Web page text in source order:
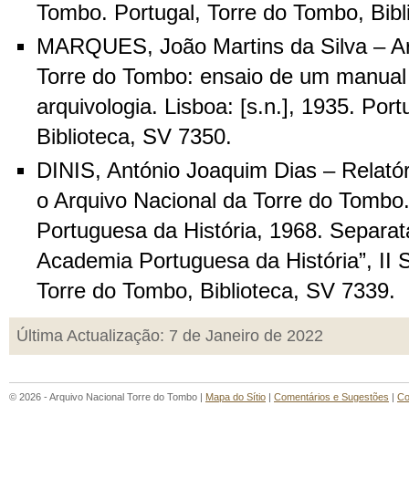
Tombo. Portugal, Torre do Tombo,
MARQUES, João Martins da Silva –
Torre do Tombo: ensaio de um
arquivologia. Lisboa: [s.n.], 1935.
Biblioteca, SV 7350.
DINIS, António Joaquim Dias –
o Arquivo Nacional da Torre do
Portuguesa da História, 1968.
Academia Portuguesa da História”, II
Torre do Tombo, Biblioteca, SV 7339.
Última Actualização: 7 de Janeiro de 2022
© 2026 - Arquivo Nacional Torre do Tombo | Mapa do Sítio | Comentários e Sugestões |